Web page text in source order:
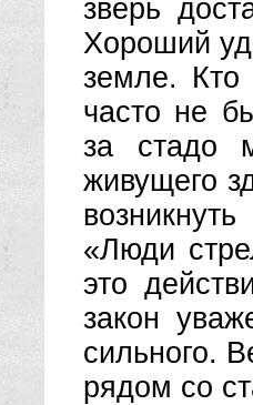
зверь
Хороший
земле. Кто
часто не
за стадо
живущего
«Люди
это
закон
сильного.
рядом со